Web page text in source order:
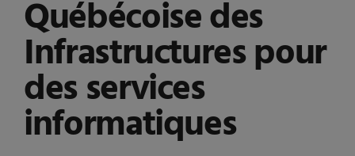
Québécoise des
Infrastructures pour
des services
informatiques